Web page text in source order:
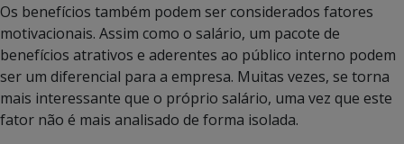
Os benefícios também podem ser considerados fatores
motivacionais. Assim como o salário, um pacote de
benefícios atrativos e aderentes ao público interno podem
ser um diferencial para a empresa. Muitas vezes, se torna
mais interessante que o próprio salário, uma vez que este
fator não é mais analisado de forma isolada.